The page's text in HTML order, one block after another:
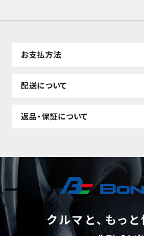
お支払方法
配送について
返品・保証について
クルマと、もっ